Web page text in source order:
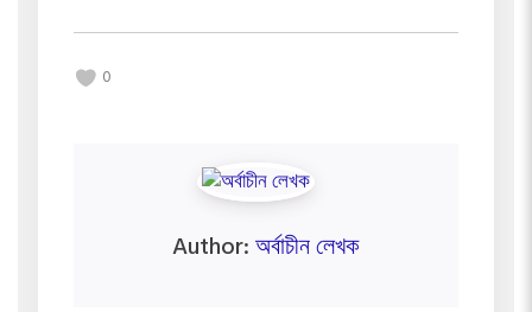
0
Author:অর্বাচীন লেখক